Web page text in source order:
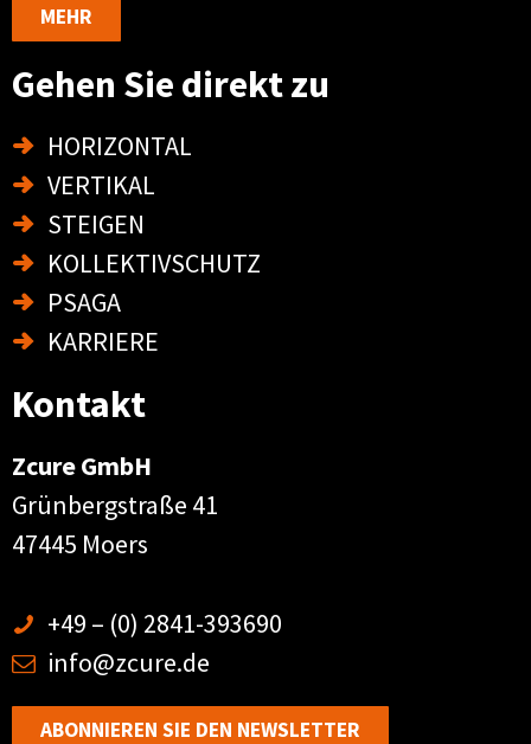
MEHR
Gehen Sie direkt zu
HORIZONTAL
VERTIKAL
STEIGEN
KOLLEKTIVSCHUTZ
PSAGA
KARRIERE
Kontakt
Zcure GmbH
Grünbergstraße 41
47445 Moers
+49 – (0) 2841-393690
info@zcure.de
ABONNIEREN SIE DEN NEWSLETTER